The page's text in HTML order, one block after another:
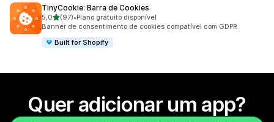
TinyCookie: Barra de Cookies
5,0de 5 estrelas
(97)
97 avaliações ao todo
•Plano gratuito disponível
Banner de consentimento de cookies compatível com GDPR.
Built for Shopify
Quer adicionar um app?